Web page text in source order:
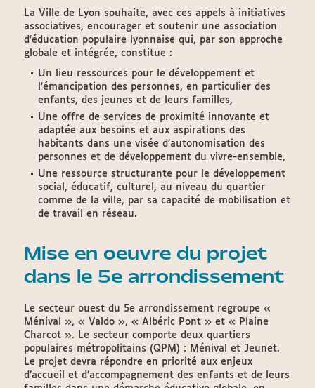
La Ville de Lyon souhaite, avec ces appels à initiatives
associatives, encourager et soutenir une association
d’éducation populaire lyonnaise qui, par son approche
globale et intégrée, constitue :
Un lieu ressources pour le développement et
l’émancipation des personnes, en particulier des
enfants, des jeunes et de leurs familles,
Une offre de services de proximité innovante et
adaptée aux besoins et aux aspirations des
habitants dans une visée d’autonomisation des
personnes et de développement du vivre-ensemble,
Une ressource structurante pour le développement
social, éducatif, culturel, au niveau du quartier
comme de la ville, par sa capacité de mobilisation et
de travail en réseau.
Mise en oeuvre du projet
dans le 5e arrondissement
Le secteur ouest du 5e arrondissement regroupe «
Ménival », « Valdo », « Albéric Pont » et « Plaine
Charcot ». Le secteur comporte deux quartiers
populaires métropolitains (QPM) : Ménival et Jeunet.
Le projet devra répondre en priorité aux enjeux
d’accueil et d’accompagnement des enfants et de leurs